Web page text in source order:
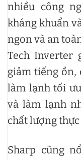
nhiều công
kháng khuẩn
ngon và an
Tech Inverter
giảm tiếng ồn,
làm lạnh tối
và làm lạnh
chất lượng
Sharp cũng